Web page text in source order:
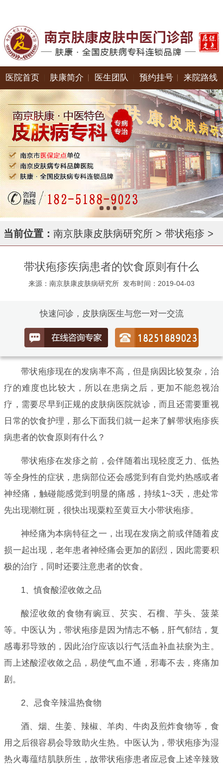
医院首页 肤康简介 医生团队 预约挂号 来院路线
当前位置： 南京肤康皮肤病研究所 > 带状疱疹 >
带状疱疹疾病患者的饮食原则有什么
来源：南京肤康皮肤病研究所 发布时间：2019-04-03
快速问诊，皮肤病医生与您一对一交流
带状疱疹现在的发病率不高，但是病因比较复杂，治
疗的难度也比较大，所以在患病之后，更加不能忽视治
疗，需要尽早到正规的皮肤病医院就诊，而且还需要重视
日常的饮食护理，那么下面我们就一起来了解带状疱疹疾
病患者的饮食原则有什么？
带状疱疹在发疹之前，会伴随着出现轻度乏力、低热
等全身性的症状，患病部位还会感觉到有自觉灼热感或者
神经痛，触碰能感觉到明显的痛感，持续1~3天，患处常
先出现潮红斑，很快出现粟粒至黄豆大小带状疱疹。
神经痛为本病特征之一，出现在发病之前或伴随着皮
损一起出现，老年患者神经痛会更加的剧烈，因此需要积
极的治疗，同时还要注意患者的饮食。
1、慎食酸涩收敛之品
酸涩收敛的食物有豌豆、芡实、石榴、芋头、菠菜
等。中医认为，带状疱疹是因为情志不畅，肝气郁结，复
感毒邪导致的，因此治疗应该以行气活血补血祛瘀为主。
而上述酸涩收敛之品，易使气血不通，邪毒不去，疼痛加
剧。
2、忌食辛辣温热食物
酒、烟、生姜、辣椒、羊肉、牛肉及煎炸食物等，食
用之后很容易会导致助火生热。中医认为，带状疱疹为湿
热火毒蕴结肌肤所生，故带状疱疹患者应忌食上述辛辣致